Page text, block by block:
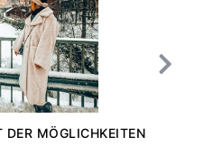
DER MÖGLICHKEITEN